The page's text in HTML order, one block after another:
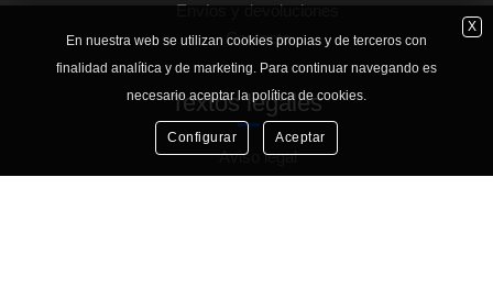
Envíos y devoluciones
Contacto
Textos legales
Aviso legal
X
En nuestra web se utilizan cookies propias y de terceros con
finalidad analítica y de marketing. Para continuar navegando es
necesario aceptar la política de cookies.
Configurar Aceptar